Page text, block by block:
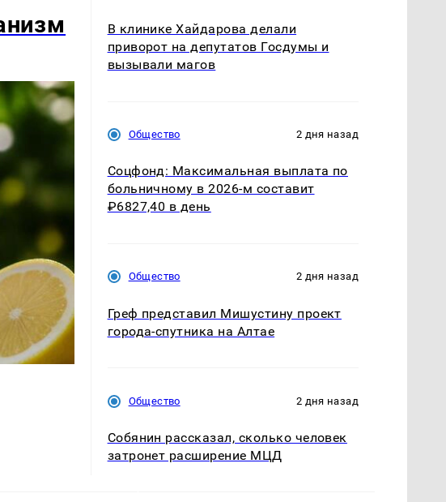
В клинике Хайдарова делали
приворот на депутатов Госдумы и
вызывали магов
Общество 2 дня назад
Соцфонд: Максимальная выплата по
больничному в 2026-м составит
₽6827,40 в день
Общество 2 дня назад
Греф представил Мишустину проект
города-спутника на Алтае
Общество 2 дня назад
Собянин рассказал, сколько человек
затронет расширение МЦД